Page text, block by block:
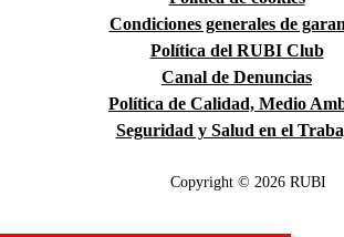
Condiciones generales de
Política del RUBI Club
Canal de Denuncias
Política de Calidad, Medio
Seguridad y Salud en el
Copyright © 2026 RUBI